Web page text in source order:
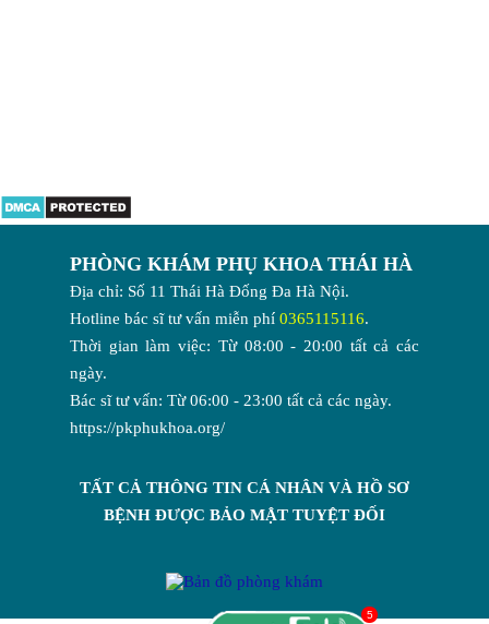
PHÒNG KHÁM PHỤ KHOA THÁI HÀ
Địa chỉ: Số 11 Thái Hà Đống Đa Hà Nội.
Hotline bác sĩ tư vấn miễn phí 0365115116.
Thời gian làm việc: Từ 08:00 - 20:00 tất cả các
ngày.
Bác sĩ tư vấn: Từ 06:00 - 23:00 tất cả các ngày.
https://pkphukhoa.org/
TẤT CẢ THÔNG TIN CÁ NHÂN VÀ HỒ SƠ
BỆNH ĐƯỢC BẢO MẬT TUYỆT ĐỐI